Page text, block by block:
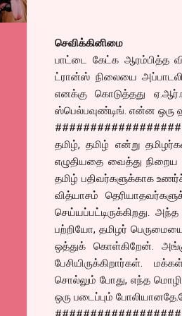
செவிக்கினிமை
பாட்டை கேட்க ஆரம்பித்த
ட்ரான்ஸ் நிலையை
எனக்கு கொடுத்தது
ஸ்பெல்பவுண்டிங். என்ன
தமிழ், தமிழ் என்று
எழுதியதை வைத்து நிறைய
தமிழ் பதிவர்களுக்காக
வித்யாசம்
செய்யப்பட்டிருக்கிறது.
பற்றியோ, தமிழர்
ஒத்துக் கொள்கிறேன்.
பேசியிருக்கிறார்கள்.
சொல்லும் போது, எந்த
ஒரு படைப்பும்